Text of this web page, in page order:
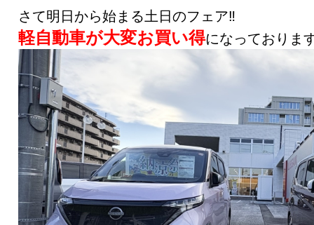
さて明日から始まる土日のフェア‼️
軽自動車が大変お買い得になっておりま